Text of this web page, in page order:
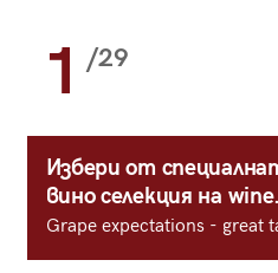
1 /29
Избери от
вино селекция на
Grape expectations - great